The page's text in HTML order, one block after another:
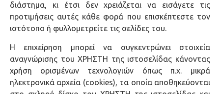
διάστημα, κι έτσι δεν χρειάζεται να εισάγετε τις
προτιμήσεις αυτές κάθε φορά που επισκέπτεστε τον
ιστότοπο ή φυλλομετρείτε τις σελίδες του.
H επιχείρηση μπορεί να συγκεντρώνει στοιχεία
αναγνώρισης του ΧΡΗΣΤΗ της ιστοσελίδας κάνοντας
χρήση ορισμένων τεχνολογιών όπως π.χ. μικρά
ηλεκτρονικά αρχεία (cookies), τα οποία αποθηκεύονται